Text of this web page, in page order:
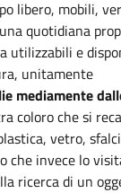
libero, mobili,
quotidiana
utilizzabili e
unitamente
mediamente
coloro che si
vetro,
che invece lo
ricerca di un